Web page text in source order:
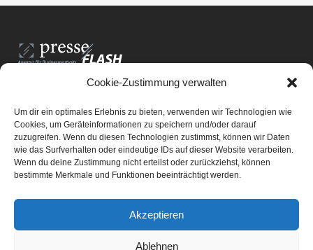
Cookie-Zustimmung verwalten
Um dir ein optimales Erlebnis zu bieten, verwenden wir Technologien wie
Cookies, um Geräteinformationen zu speichern und/oder darauf
zuzugreifen. Wenn du diesen Technologien zustimmst, können wir Daten
wie das Surfverhalten oder eindeutige IDs auf dieser Website verarbeiten.
Wenn du deine Zustimmung nicht erteilst oder zurückziehst, können
bestimmte Merkmale und Funktionen beeinträchtigt werden.
Akzeptieren
Ablehnen
PresseFlash e.U.
Am Anger15/3/12
8061 St. Radegund bei Graz
E-Mail-Adresse:office@presseflash.at
UID-Nr. ATU 69512805